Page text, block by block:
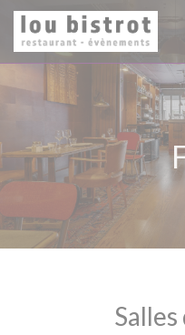
Personalizzazione delle tue